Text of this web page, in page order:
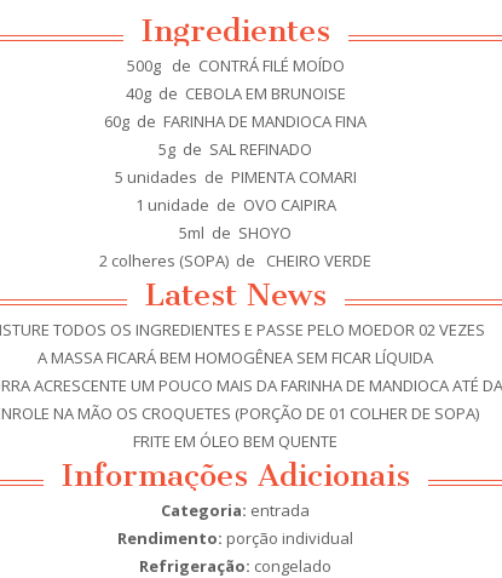
Ingredientes
500g de CONTRÁ FILÉ MOÍDO
40g de CEBOLA EM BRUNOISE
60g de FARINHA DE MANDIOCA FINA
5g de SAL REFINADO
5 unidades de PIMENTA COMARI
1 unidade de OVO CAIPIRA
5ml de SHOYO
2 colheres (SOPA) de CHEIRO VERDE
Latest News
TODOS OS INGREDIENTES E PASSE PELO MOEDOR 02 VEZES
A MASSA FICARÁ BEM HOMOGÊNEA SEM FICAR LÍQUIDA
ACRESCENTE UM POUCO MAIS DA FARINHA DE MANDIOCA ATÉ
NA MÃO OS CROQUETES (PORÇÃO DE 01 COLHER DE SOPA)
FRITE EM ÓLEO BEM QUENTE
Informações Adicionais
Categoria: entrada
Rendimento: porção individual
Refrigeração: congelado